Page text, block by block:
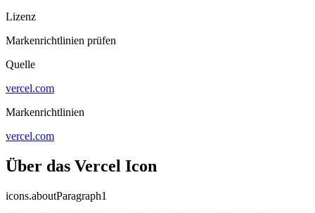
Lizenz
Markenrichtlinien prüfen
Quelle
vercel.com
Markenrichtlinien
vercel.com
Über das Vercel Icon
icons.aboutParagraph1